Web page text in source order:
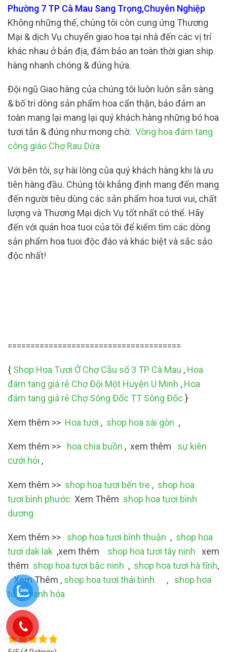
Phường 7 TP Cà Mau Sang Trọng,Chuyên Nghiệp
Không những thế, chúng tôi còn cung ứng Thương
Mại & dịch Vụ chuyển giao hoa tại nhà đến các vị trí
khác nhau ở bản địa, đảm bảo an toàn thời gian ship
hàng nhanh chóng & đúng hứa.
Đội ngũ Giao hàng của chúng tôi luôn luôn sẵn sàng
& bố trí dòng sản phẩm hoa cẩn thận, bảo đảm an
toàn mang lại mang lại quý khách hàng những bó hoa
tươi tắn & đúng như mong chờ. Vòng hoa đám tang
công giáo Chợ Rau Dừa
Với bên tôi, sự hài lòng của quý khách hàng khi là ưu
tiên hàng đầu. Chúng tôi khẳng định mang đến mang
đến người tiêu dùng các sản phẩm hoa tươi vui, chất
lượng và Thương Mại dịch Vụ tốt nhất có thể. Hãy
đến với quán hoa tuoi của tôi để kiếm tìm các dòng
sản phẩm hoa tuoi độc đáo và khác biệt và sắc sảo
độc nhất!
======================================
{ Shop Hoa Tươi Ở Chợ Cầu số 3 TP Cà Mau , Hoa
đám tang giá rẻ Chợ Đội Một Huyện U Minh , Hoa
đám tang giá rẻ Chợ Sông Đốc TT Sông Đốc }
Xem thêm >> Hoa tươi , shop hoa sài gòn ,
Xem thêm >> hoa chia buồn , xem thêm
sự kiên
cưới hỏi ,
Xem thêm >> shop hoa tươi bến tre , shop hoa
tươi bình phước Xem Thêm shop hoa tươi bình
dương
Xem thêm >> shop hoa tươi bình thuận , shop hoa
tươi dak lak ,xem thêm shop hoa tươi tây ninh xem
thêm shop hoa tươi băc ninh , shop hoa tươi hà tĩnh,
Xem Thêm , shop hoa tươi thái bình ,
shop hoa
tươi thanh hóa